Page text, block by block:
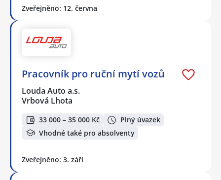
Zveřejněno: 12. června
Pracovník pro ruční mytí vozů
Louda Auto a.s.
Vrbová Lhota
33 000 – 35 000 Kč
Plný úvazek
Vhodné také pro absolventy
Zveřejněno: 3. září